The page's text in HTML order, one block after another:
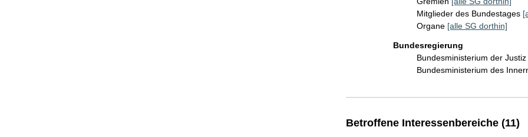
Mitglieder des Bundestages
Organe [alle SG dorthin]
Bundesregierung
Bundesministerium der
Bundesministerium des
Betroffene Interessenbereiche (11)